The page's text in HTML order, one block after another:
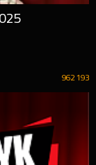
962 193